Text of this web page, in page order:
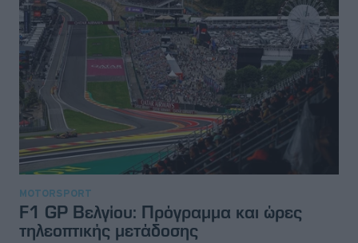
MOTORSPORT
F1 GP Βελγίου: Πρόγραμμα και ώρες
τηλεοπτικής μετάδοσης